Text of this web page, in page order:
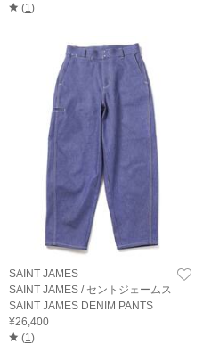
(1)
SAINT JAMES
SAINT JAMES / セントジェームス
SAINT JAMES DENIM PANTS
¥26,400
(1)